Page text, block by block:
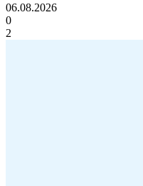
06.08.2026
0
2